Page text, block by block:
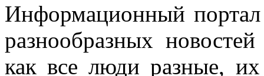
Информационный портал
разнообразных
как все люди разные,